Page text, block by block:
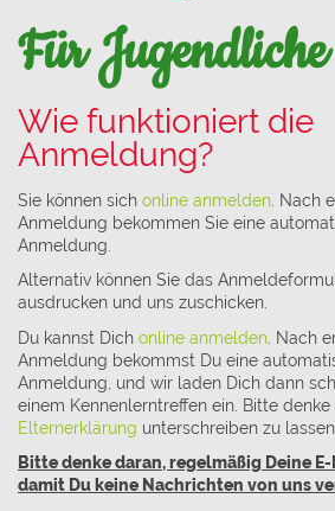
Für Jugendliche
Wie funktioniert die
Anmeldung?
Sie können sich online anmelden . Nach
Anmeldung bekommen Sie eine
Anmeldung.
Alternativ können Sie das
ausdrucken und uns zuschicken.
Du kannst Dich online anmelden . Nach
Anmeldung bekommst Du eine
Anmeldung, und wir laden Dich dann
einem Kennenlerntreffen ein. Bitte
Elternerklärung unterschreiben zu
Bitte denke daran, regelmäßig Deine
damit Du keine Nachrichten von uns